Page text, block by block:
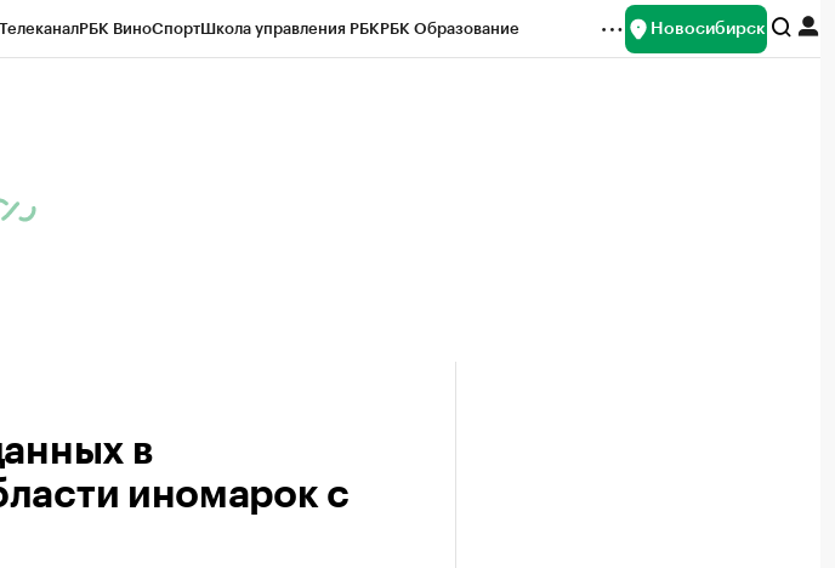
ТелеканалРБК ВиноСпортШкола управления РБКРБК Образование Новосибирск
в
иномарок с